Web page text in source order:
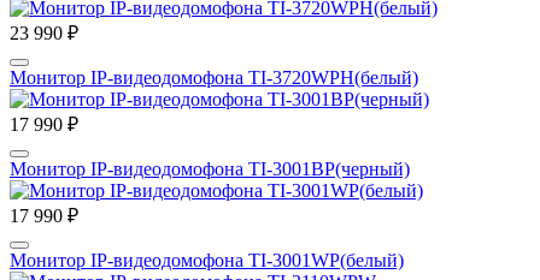
23 990 ₽
Монитор IP-видеодомофона TI-3720WPH(белый)
17 990 ₽
Монитор IP-видеодомофона TI-3001BP(черный)
17 990 ₽
Монитор IP-видеодомофона TI-3001WP(белый)